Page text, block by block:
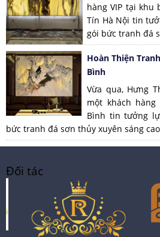
hàng VIP tại khu
Tín Hà Nội tin
gói bức tranh đá
Hoàn Thiện
Bình
Vừa qua, Hưng
một khách
Bình tin tưởng
bức tranh đá sơn thủy xuyên sáng
Đối tác